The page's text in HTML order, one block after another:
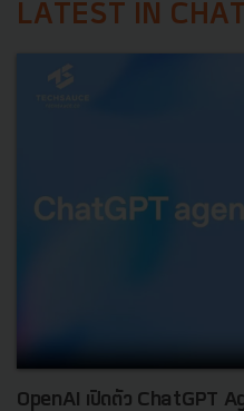
LATEST IN
OpenAI เปิดตัว ChatGPT